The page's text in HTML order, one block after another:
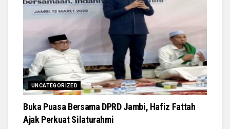
UNCATEGORIZED
Buka Puasa Bersama DPRD Jambi, Hafiz Fattah
Ajak Perkuat Silaturahmi